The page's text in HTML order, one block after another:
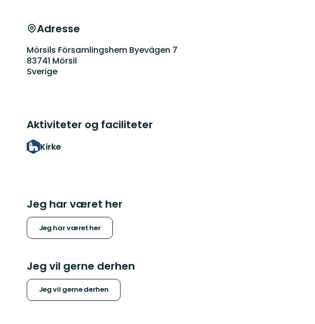
Adresse
Mörsils Församlingshem Byevägen 7
83741 Mörsil
Sverige
Aktiviteter og faciliteter
Kirke
Jeg har været her
Jeg har været her
Jeg vil gerne derhen
Jeg vil gerne derhen